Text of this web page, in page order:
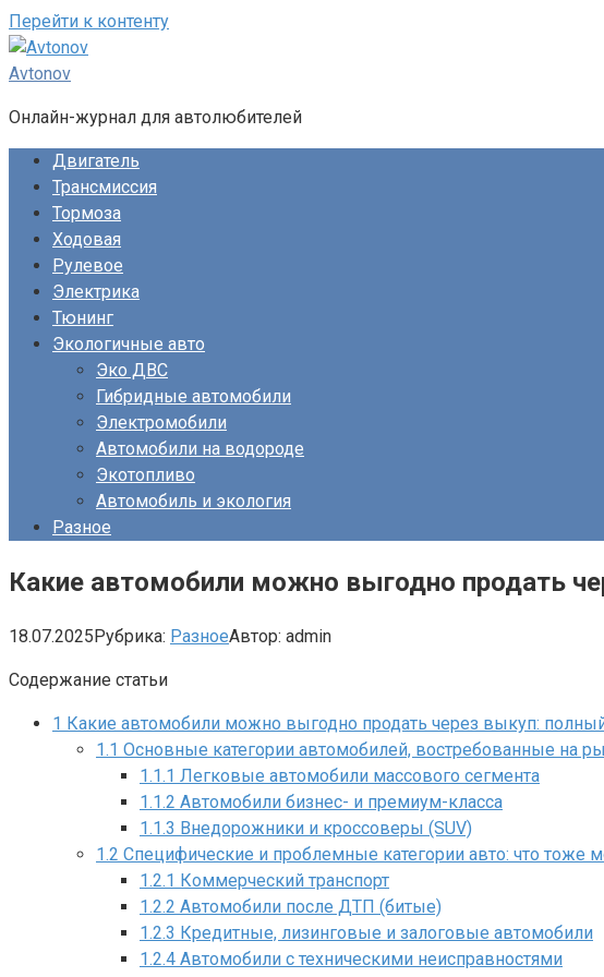
Перейти к контенту
Avtonov
Онлайн-журнал для автолюбителей
Двигатель
Трансмиссия
Тормоза
Ходовая
Рулевое
Электрика
Тюнинг
Экологичные авто
Эко ДВС
Гибридные автомобили
Электромобили
Автомобили на водороде
Экотопливо
Автомобиль и экология
Разное
Какие автомобили можно выгодно продать
18.07.2025Рубрика: РазноеАвтор: admin
Содержание статьи
1 Какие автомобили можно выгодно продать через выкуп:
1.1 Основные категории автомобилей, востребованные на
1.1.1 Легковые автомобили массового сегмента
1.1.2 Автомобили бизнес- и премиум-класса
1.1.3 Внедорожники и кроссоверы (SUV)
1.2 Специфические и проблемные категории авто: что тоже
1.2.1 Коммерческий транспорт
1.2.2 Автомобили после ДТП (битые)
1.2.3 Кредитные, лизинговые и залоговые автомобили
1.2.4 Автомобили с техническими неисправностями